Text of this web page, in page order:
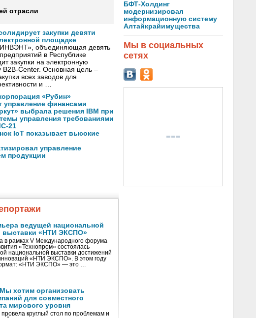
отрасли
закупки девяти
площадке
объединяющая девять
в Республике
закупки на электронную
B2B-Center. Основная цель –
всех заводов для
и …
«Рубин»
управление финансами
выбрала решения IBM при
управления требованиями
21
IoT показывает высокие
управление
продукции
ведущей национальной
выставки «НТИ ЭКСПО»
в рамках V Международного форума
«Технопром» состоялась
национальной выставки достижений
«НТИ ЭКСПО». В этом году
«НТИ ЭКСПО» — это …
хотим организовать
для совместного
мирового уровня
круглый стол по проблемам и
БФТ-Холдинг
модернизировал
информационную систему
Алтайкрайимущества
Мы в социальных
сетях